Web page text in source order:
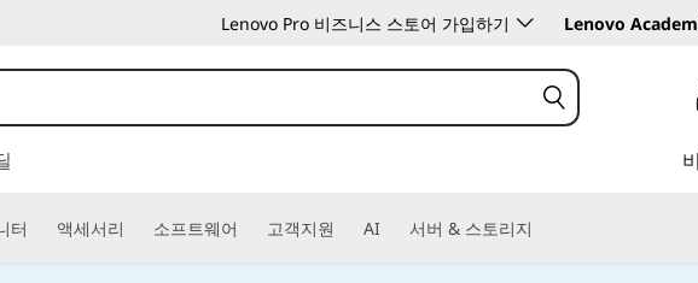
Lenovo Pro 비즈니스 스토어 가입하기 Lenovo
터 액세서리 소프트웨어 고객지원 AI 서버 & 스토리지